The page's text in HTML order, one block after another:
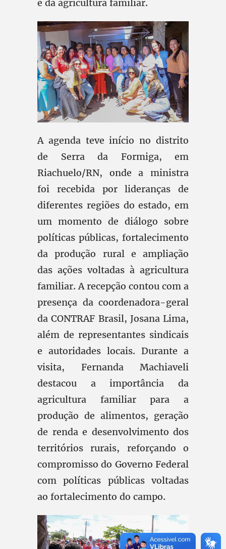
e da agricultura familiar.
A agenda teve início no distrito
de Serra da Formiga, em
Riachuelo/RN, onde a ministra
foi recebida por lideranças de
diferentes regiões do estado, em
um momento de diálogo sobre
políticas públicas, fortalecimento
da produção rural e ampliação
das ações voltadas à agricultura
familiar. A recepção contou com a
presença da coordenadora-geral
da CONTRAF Brasil, Josana Lima,
além de representantes sindicais
e autoridades locais. Durante a
visita, Fernanda Machiaveli
destacou a importância da
agricultura familiar para a
produção de alimentos, geração
de renda e desenvolvimento dos
territórios rurais, reforçando o
compromisso do Governo Federal
com políticas públicas voltadas
ao fortalecimento do campo.